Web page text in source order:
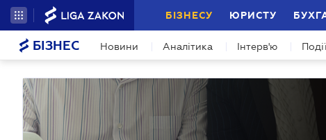
БІЗНЕСУ ЮРИСТУ
БІЗНЕС Новини Аналітика Інтерв'ю